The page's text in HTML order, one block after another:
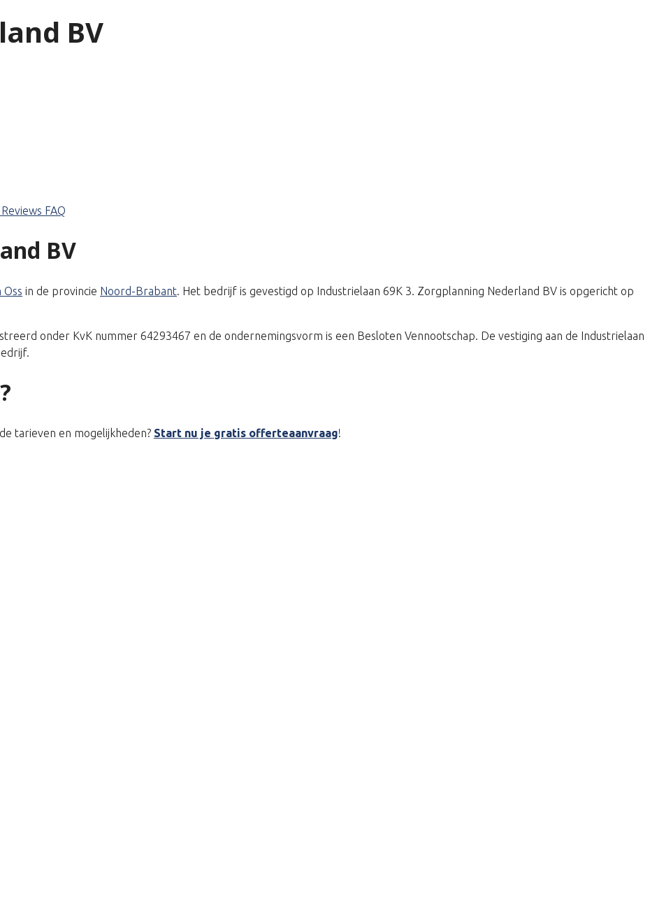
BV
Reviews FAQ
BV
in de provincie Noord-Brabant. Het bedrijf is gevestigd op Industrielaan 69K 3. Zorgplanning Nederland BV is opgericht op
onder KvK nummer 64293467 en de ondernemingsvorm is een Besloten Vennootschap. De vestiging aan de Industrielaan
tarieven en mogelijkheden? Start nu je gratis offerteaanvraag!